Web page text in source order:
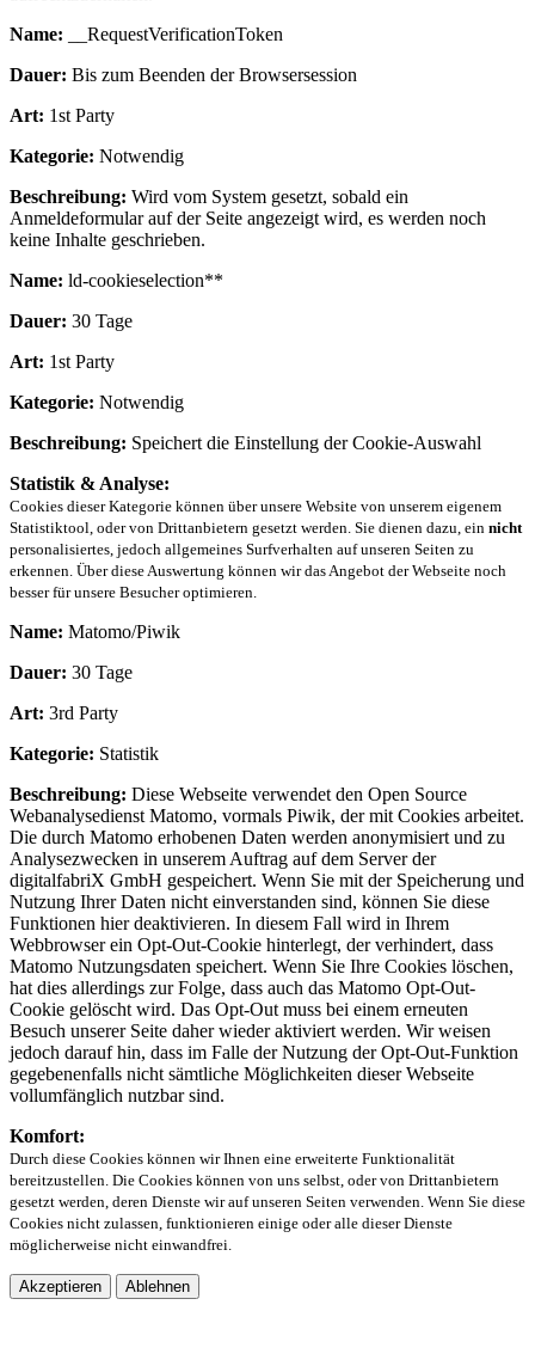
Name: __RequestVerificationToken
Dauer: Bis zum Beenden der Browsersession
Art: 1st Party
Kategorie: Notwendig
Beschreibung: Wird vom System gesetzt, sobald ein
Anmeldeformular auf der Seite angezeigt wird, es werden noch
keine Inhalte geschrieben.
Name: ld-cookieselection**
Dauer: 30 Tage
Art: 1st Party
Kategorie: Notwendig
Beschreibung: Speichert die Einstellung der Cookie-Auswahl
Statistik & Analyse:
Cookies dieser Kategorie können über unsere Website von unserem eigenem
Statistiktool, oder von Drittanbietern gesetzt werden. Sie dienen dazu, ein nicht
personalisiertes, jedoch allgemeines Surfverhalten auf unseren Seiten zu
erkennen. Über diese Auswertung können wir das Angebot der Webseite noch
besser für unsere Besucher optimieren.
Name: Matomo/Piwik
Dauer: 30 Tage
Art: 3rd Party
Kategorie: Statistik
Beschreibung: Diese Webseite verwendet den Open Source
Webanalysedienst Matomo, vormals Piwik, der mit Cookies arbeitet.
Die durch Matomo erhobenen Daten werden anonymisiert und zu
Analysezwecken in unserem Auftrag auf dem Server der
digitalfabriX GmbH gespeichert. Wenn Sie mit der Speicherung und
Nutzung Ihrer Daten nicht einverstanden sind, können Sie diese
Funktionen hier deaktivieren. In diesem Fall wird in Ihrem
Webbrowser ein Opt-Out-Cookie hinterlegt, der verhindert, dass
Matomo Nutzungsdaten speichert. Wenn Sie Ihre Cookies löschen,
hat dies allerdings zur Folge, dass auch das Matomo Opt-Out-
Cookie gelöscht wird. Das Opt-Out muss bei einem erneuten
Besuch unserer Seite daher wieder aktiviert werden. Wir weisen
jedoch darauf hin, dass im Falle der Nutzung der Opt-Out-Funktion
gegebenenfalls nicht sämtliche Möglichkeiten dieser Webseite
vollumfänglich nutzbar sind.
Komfort:
Durch diese Cookies können wir Ihnen eine erweiterte Funktionalität
bereitzustellen. Die Cookies können von uns selbst, oder von Drittanbietern
gesetzt werden, deren Dienste wir auf unseren Seiten verwenden. Wenn Sie diese
Cookies nicht zulassen, funktionieren einige oder alle dieser Dienste
möglicherweise nicht einwandfrei.
Akzeptieren Ablehnen